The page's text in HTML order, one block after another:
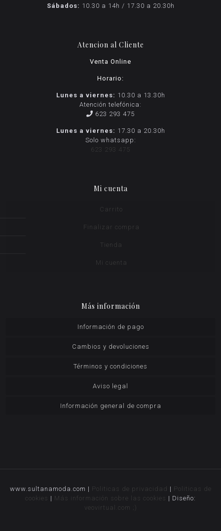
Sábados: 10.30 a 14h / 17.30 a 20.30h
Atencion al Cliente
Venta Online
Horario:
Lunes a viernes: 10.30 a 13.30h
Atención telefónica:
623 293 475
Lunes a viernes: 17.30 a 20.30h
Solo whatsapp:
623 293 475
Mi cuenta
Carrito
Finalizar compra
Tienda
Mi cuenta
Más información
Información de pago
Cambios y devoluciones
Términos y condiciones
Aviso legal
Información general de compra
www.sultanamoda.com | Politicas de privacidad | Politicas de
cookies | Más información sobre las cookies | Diseño:
veovirtual.com
;)